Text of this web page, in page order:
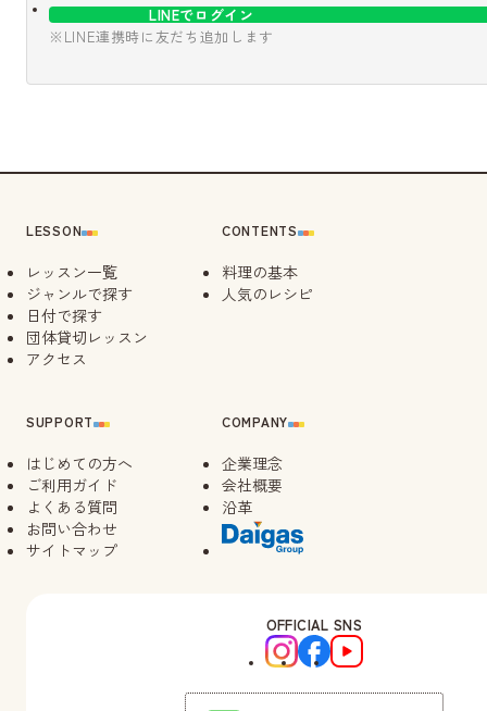
LINEでログイン
※LINE連携時に友だち追加します
LESSON
レッスン一覧
ジャンルで探す
日付で探す
団体貸切レッスン
アクセス
SUPPORT
はじめての方へ
ご利用ガイド
よくある質問
お問い合わせ
サイトマップ
CONTENTS
料理の基本
人気のレシピ
COMPANY
企業理念
会社概要
沿革
OFFICIAL SNS